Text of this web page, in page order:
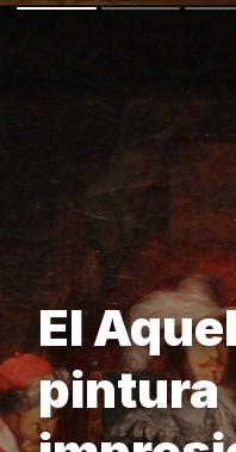
El
pintura